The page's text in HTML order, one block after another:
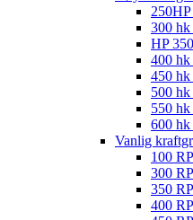
300 hk
HP
400 hk
450 hk
500
550
600 hk
Vanlig
100
300
350
400